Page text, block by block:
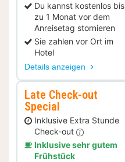
Du kannst kostenlos bis
zu 1 Monat vor dem
Anreisetag stornieren
Sie zahlen vor Ort im
Hotel
Details anzeigen
Late Check-out
Special
Inklusive Extra Stunde
Check-out
Inklusive sehr gutem
Frühstück